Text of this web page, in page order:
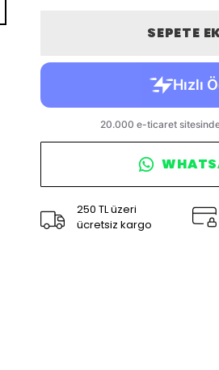
SEPETE
250 TL üzeri
ücretsiz kargo